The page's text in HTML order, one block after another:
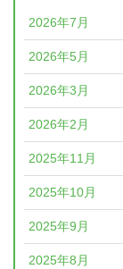
2026年7月
2026年5月
2026年3月
2026年2月
2025年11月
2025年10月
2025年9月
2025年8月